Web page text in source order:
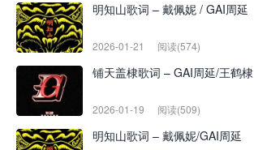
明知山歌词 – 戴佩妮 / GAI周延
2026-01-21 阅读(574)
铺天盖棣歌词 – GAI周延/王鹤棣
2026-01-19 阅读(509)
明知山歌词 – 戴佩妮/GAI周延